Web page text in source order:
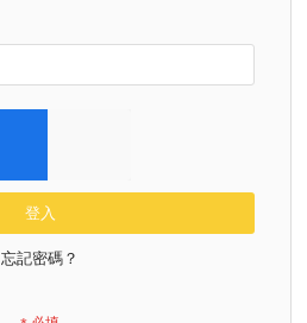
登入
忘記密碼？